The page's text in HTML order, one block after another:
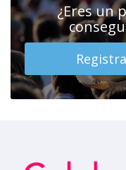
¿Eres un